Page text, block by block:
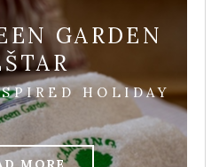
GARDEN
HOLIDAY